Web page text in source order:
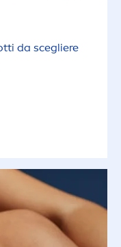
da scegliere